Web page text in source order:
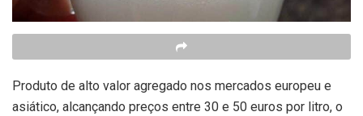
Produto de alto valor agregado nos mercados europeu e
asiático, alcançando preços entre 30 e 50 euros por litro, o